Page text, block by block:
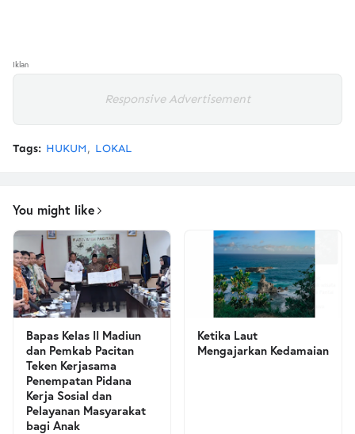
Iklan
Responsive Advertisement
Tags: HUKUM LOKAL
You might like
Bapas Kelas II Madiun
dan Pemkab Pacitan
Teken Kerjasama
Penempatan Pidana
Kerja Sosial dan
Pelayanan Masyarakat
bagi Anak
Ketika Laut
Mengajarkan Kedamaian